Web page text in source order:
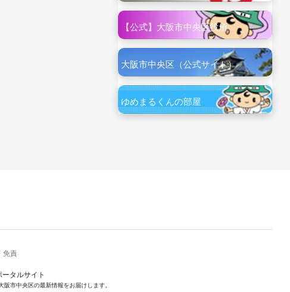
【公式】大阪市中央区役所
大阪市中央区（公式サイト）
ゆめまるくんの部屋
免責
タルサイト
市中央区の最新情報をお届けします。